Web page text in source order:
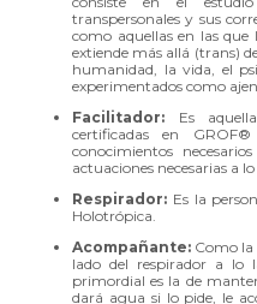
transpersonales y sus
como aquellas en las que
extiende más allá (trans)
humanidad, la vida, el
experimentados como
Facilitador:
Es
certificadas en
conocimientos
actuaciones necesarias a
Respirador: Es la
Holotrópica.
Acompañante: Como la
lado del respirador a lo
primordial es la de
dará agua si lo pide, le